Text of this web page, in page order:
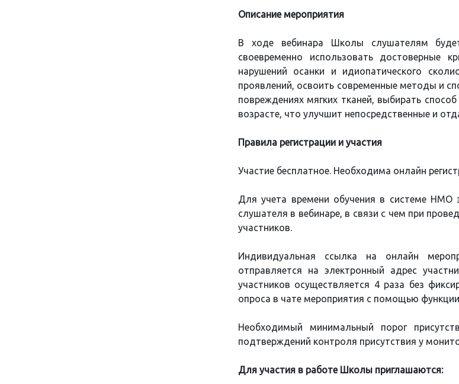
Описание мероприятия
В ходе вебинара Школы слушателям
своевременно использовать достоверные
нарушений осанки и идиопатического
проявлений, освоить современные методы и
повреждениях мягких тканей, выбирать
возрасте, что улучшит непосредственные и
Правила регистрации и участия
Участие бесплатное. Необходима онлайн
Для учета времени обучения в системе НМО
слушателя в вебинаре, в связи с чем при
участников.
Индивидуальная ссылка на онлайн
отправляется на электронный адрес
участников осуществляется 4 раза без
опроса в чате мероприятия с помощью
Необходимый минимальный порог
подтверждений контроля присутствия у
Для участия в работе Школы приглашаются: